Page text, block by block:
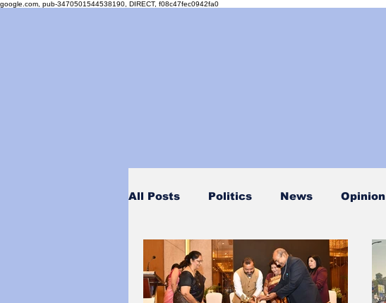
google.com, pub-3470501544538190, DIRECT, f08c47fec0942fa0
All Posts Politics News Opinion
Personality